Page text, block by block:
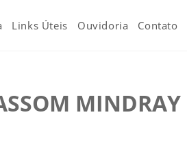
Links Úteis Ouvidoria Contato